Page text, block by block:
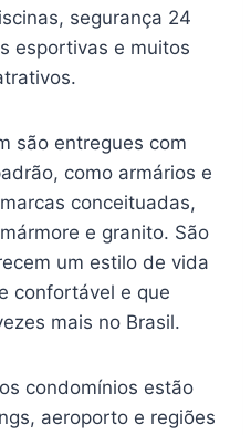
segurança 24
esportivas e muitos
são entregues com
como armários e
conceituadas,
e granito. São
um estilo de vida
confortável e que
mais no Brasil.
condomínios estão
aeroporto e regiões